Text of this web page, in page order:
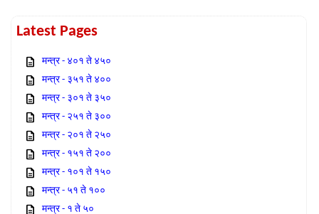
Latest Pages
मन्त्र - ४०१ ते ४५०
मन्त्र - ३५१ ते ४००
मन्त्र - ३०१ ते ३५०
मन्त्र - २५१ ते ३००
मन्त्र - २०१ ते २५०
मन्त्र - १५१ ते २००
मन्त्र - १०१ ते १५०
मन्त्र - ५१ ते १००
मन्त्र - १ ते ५०